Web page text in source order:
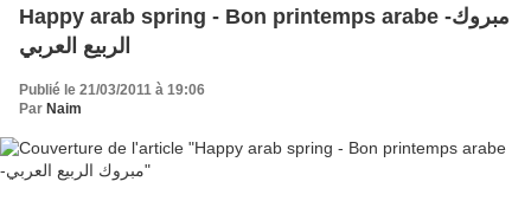
Happy arab spring - Bon printemps arabe -مبروك
الربيع العربي
Publié le 21/03/2011 à 19:06
Par Naim